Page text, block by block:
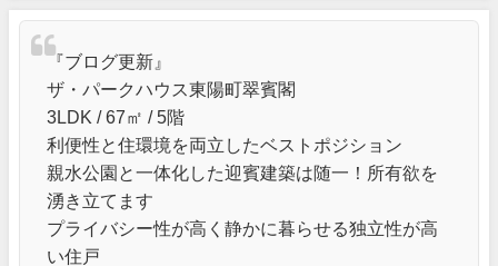
『ブログ更新』
ザ・パークハウス東陽町翠賓閣
3LDK / 67㎡ / 5階
利便性と住環境を両立したベストポジション
親水公園と一体化した迎賓建築は随一！所有欲を
湧き立てます
プライバシー性が高く静かに暮らせる独立性が高
い住戸